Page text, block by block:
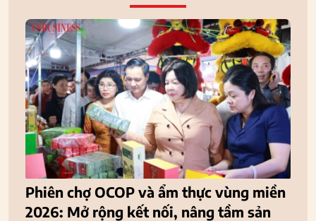
Phiên chợ OCOP và ẩm thực vùng miền
2026: Mở rộng kết nối, nâng tầm sản